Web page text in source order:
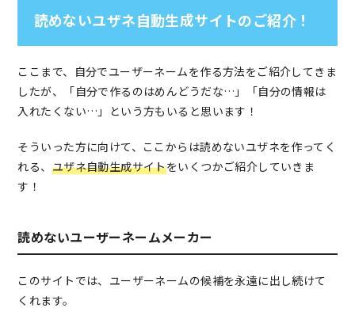
読めないユザネ自動生成サイトのご紹介！
ここまで、自分でユーザーネームを作る方法をご紹介してきま
したが、「自分で作るのはめんどうだな…」「自分の情報は
入れたくない…」という方もいると思います！
そういった方に向けて、ここからは読めないユザネを作ってく
れる、 ユザネ自動生成サイトをいくつかご紹介していきま
す！
読めないユーザーネームメーカー
このサイトでは、ユーザーネームの候補を永遠に出し続けて
くれます。